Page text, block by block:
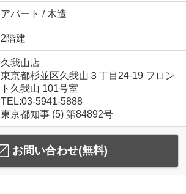
アパート / 木造
2階建
久我山店
東京都杉並区久我山３丁目24-19 フロン
ト久我山 101号室
TEL:03-5941-5888
東京都知事 (5) 第84892号
お問い合わせ(無料)